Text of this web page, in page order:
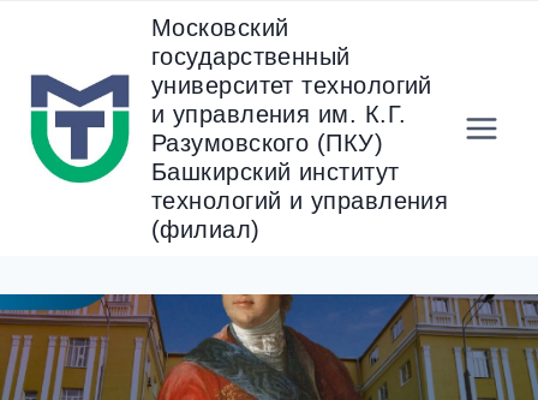
содержанию
Московский
государственный
университет технологий
и управления им. К.Г.
Разумовского (ПКУ)
Башкирский институт
технологий и управления
(филиал)